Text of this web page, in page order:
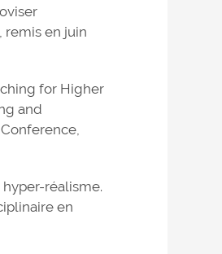
remis en juin
for Higher
and
hyper-réalisme.
en